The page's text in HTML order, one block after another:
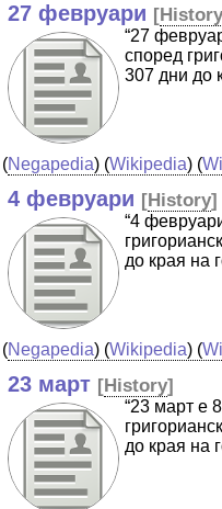
27 февруари [History
“27
според
307 дни до
(Negapedia) (Wikipedia) (
4 февруари [History]
“4
до края на
(Negapedia) (Wikipedia) (
23 март [History]
“23 март е
до края на